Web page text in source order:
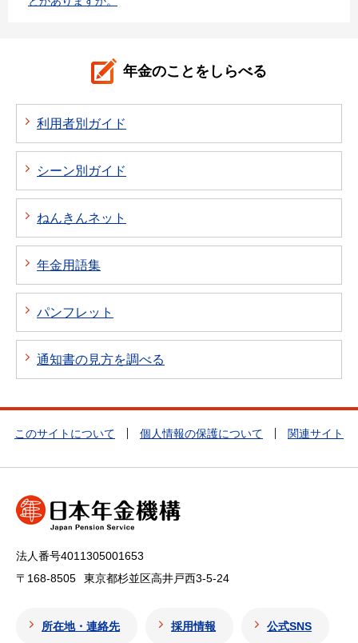
年金のことをしらべる
利用者別ガイド
シーン別ガイド
ねんきんネット
年金用語集
パンフレット
通知書の見方を調べる
このサイトについて 個人情報の保護について 関連サイト
法人番号4011305001653
〒168-8505
東京都杉並区高井戸西3-5-24
所在地・連絡先 採用情報 公式SNS